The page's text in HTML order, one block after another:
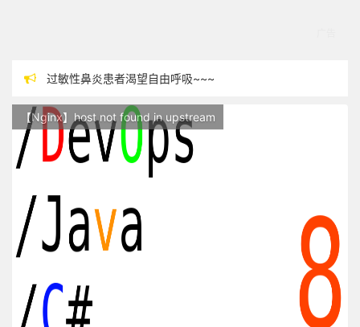
过敏性鼻炎患者渴望自由呼吸~~~
站点随时调整中，如果不能访问，请稍等片刻
反对日本核废水排海
【Nginx】host not found in upstream